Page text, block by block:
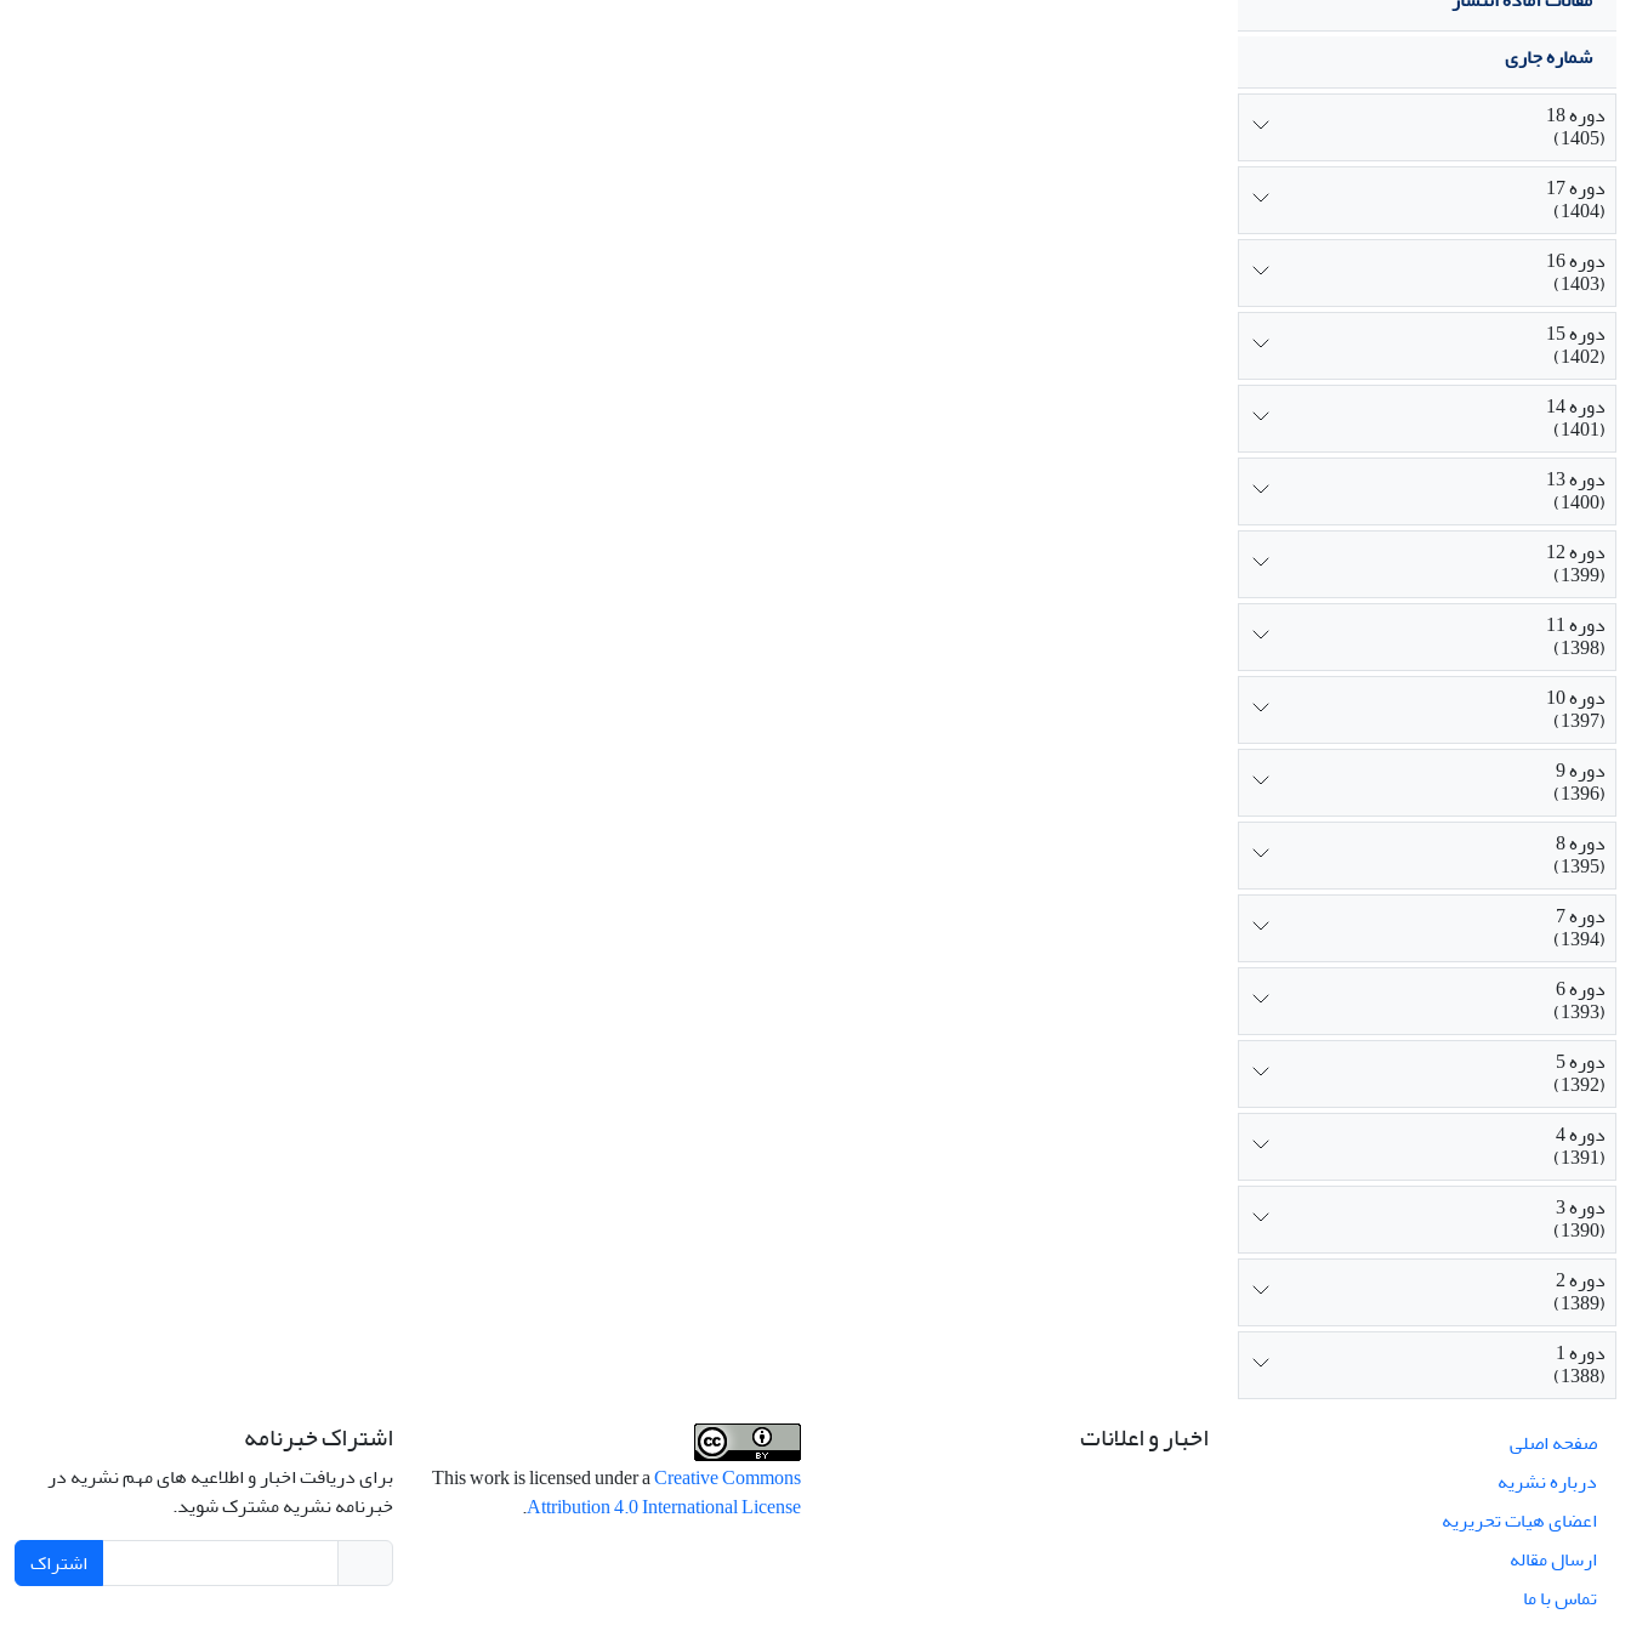
شماره جاری
دوره 18
(1405)
دوره 17
(1404)
دوره 16
(1403)
دوره 15
(1402)
دوره 14
(1401)
دوره 13
(1400)
دوره 12
(1399)
دوره 11
(1398)
دوره 10
(1397)
دوره 9
(1396)
دوره 8
(1395)
دوره 7
(1394)
دوره 6
(1393)
دوره 5
(1392)
دوره 4
(1391)
دوره 3
(1390)
دوره 2
(1389)
دوره 1
(1388)
صفحه اصلی
درباره نشریه
اعضای هیات تحریریه
ارسال مقاله
تماس با ما
اخبار و اعلانات
This work is licensed under aCreative Commons
Attribution 4.0 International License
.
اشتراک خبرنامه
برای دریافت اخبار و اطلاعیه های مهم نشریه در
خبرنامه نشریه مشترک شوید.
اشتراک